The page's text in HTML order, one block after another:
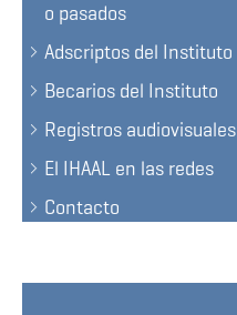
o pasados
Adscriptos del Instituto
Becarios del Instituto
Registros audiovisuales
El IHAAL en las redes
Contacto